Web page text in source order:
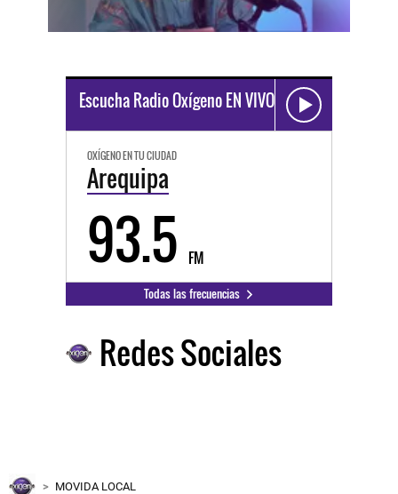
Escucha Radio Oxígeno EN VIVO
OXÍGENO EN TU CIUDAD
Arequipa
93.5 FM
Todas las frecuencias
Redes Sociales
MOVIDA LOCAL